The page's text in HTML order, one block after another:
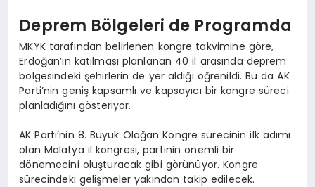
Deprem Bölgeleri de Programda
MKYK tarafından belirlenen kongre takvimine göre,
Erdoğan’ın katılması planlanan 40 il arasında deprem
bölgesindeki şehirlerin de yer aldığı öğrenildi. Bu da AK
Parti’nin geniş kapsamlı ve kapsayıcı bir kongre süreci
planladığını gösteriyor.
AK Parti’nin 8. Büyük Olağan Kongre sürecinin ilk adımı
olan Malatya il kongresi, partinin önemli bir
dönemecini oluşturacak gibi görünüyor. Kongre
sürecindeki gelişmeler yakından takip edilecek.